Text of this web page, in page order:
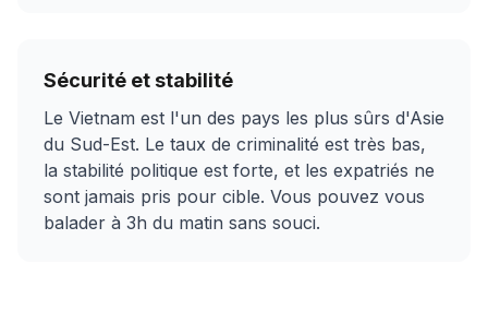
Sécurité et stabilité
Le Vietnam est l'un des pays les plus sûrs d'Asie
du Sud-Est. Le taux de criminalité est très bas,
la stabilité politique est forte, et les expatriés ne
sont jamais pris pour cible. Vous pouvez vous
balader à 3h du matin sans souci.